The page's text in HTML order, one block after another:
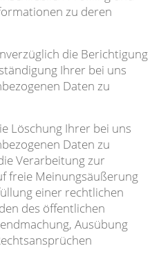
zu deren
die Berichtigung
Ihrer bei uns
Daten zu
Löschung Ihrer bei uns
Daten zu
Verarbeitung zur
freie Meinungsäußerung
einer rechtlichen
des öffentlichen
Ausübung